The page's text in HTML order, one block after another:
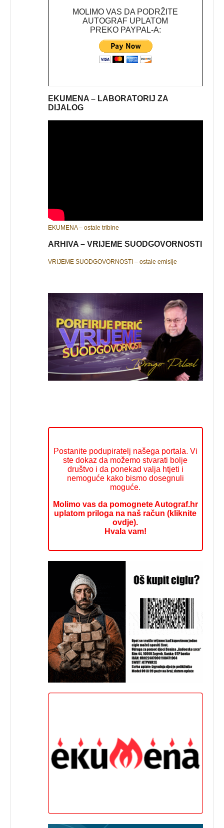
MOLIMO VAS DA PODRŽITE
AUTOGRAF UPLATOM
PREKO PAYPAL-A:
EKUMENA – LABORATORIJ ZA
DIJALOG
EKUMENA – ostale tribine
ARHIVA – VRIJEME SUODGOVORNOSTI
VRIJEME SUODGOVORNOSTI – ostale emisije
Postanite podupiratelj našega portala. Vi
ste dokaz da možemo stvarati bolje
društvo i da ponekad valja htjeti i
nemoguće kako bismo dosegnuli
moguće.
Molimo vas da pomognete Autograf.hr
uplatom priloga na naš račun (kliknite
ovdje).
Hvala vam!